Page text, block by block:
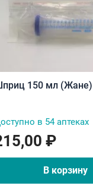
Шприц 150 мл (Жане)
в 54 аптеках
₽
В корзину